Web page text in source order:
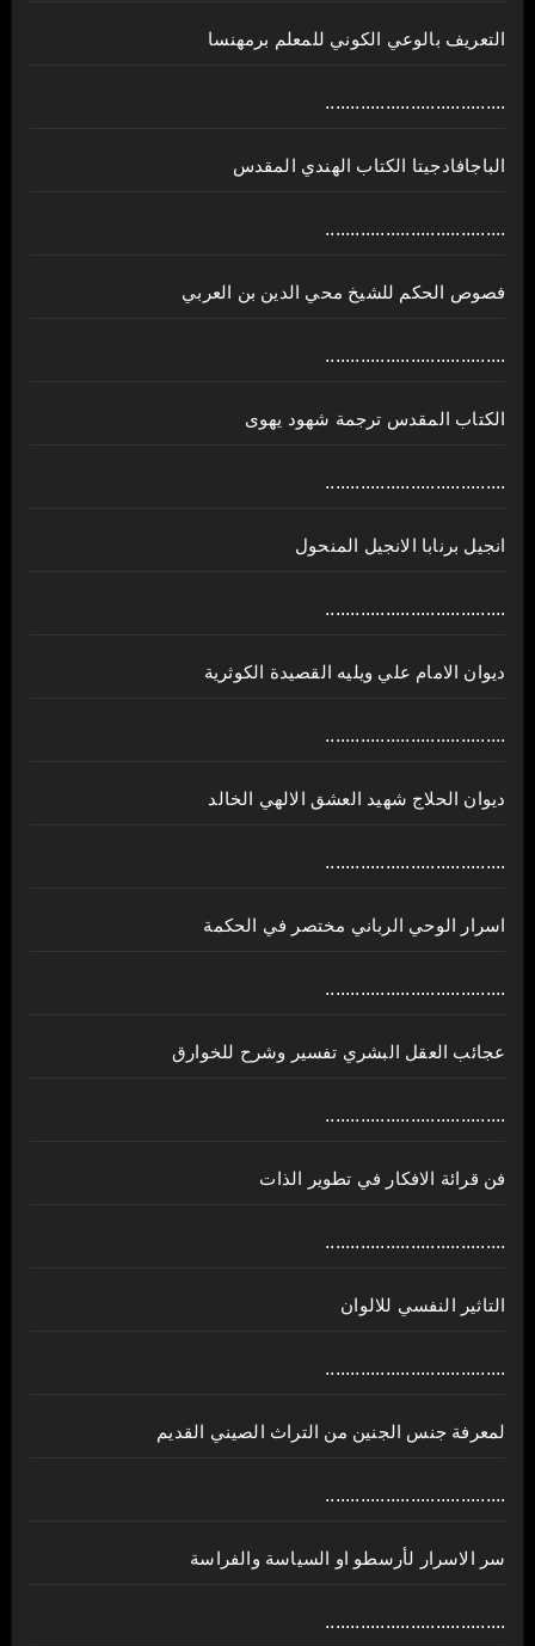
ﺍﻟﺘﻌﺮﻳﻒ ﺑﺎﻟﻮﻋﻲ ﺍﻟﻜﻮﻧﻲ للمعلم برمهنسا
....................................
الباجافادجيتا الكتاب الهندي المقدس
....................................
فصوص الحكم للشيخ محي الدين بن العربي
....................................
الكتاب المقدس ترجمة شهود يهوى
....................................
انجيل برنابا الانجيل المنحول
....................................
ديوان الامام علي ويليه القصيدة الكوثرية
....................................
ديوان الحلاج شهيد العشق الالهي الخالد
....................................
اسرار الوحي الرباني مختصر في الحكمة
....................................
عجائب العقل البشري تفسير وشرح للخوارق
....................................
فن قرائة الافكار في تطوير الذات
....................................
التاثير النفسي للالوان
....................................
لمعرفة جنس الجنين من التراث الصيني القديم
....................................
سر الاسرار لأرسطو او السياسة والفراسة
....................................